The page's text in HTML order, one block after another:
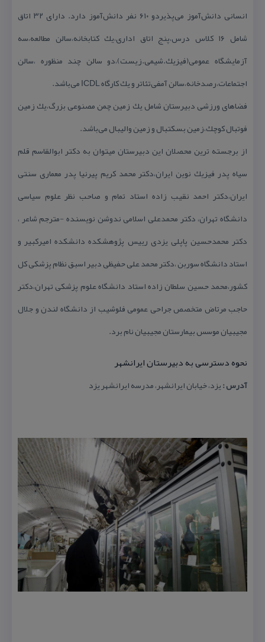
انسانی دانش‌آموز می‌پذیردو ۶۱۰ نفر دانش‌آموز دارد. دارای ۳۲ اتاق
شامل ۱۶ كلاس درس،پنج اتاق اداری،یك كتابخانه،سالن مطالعه،سه
آزمایشگاه عمومی(فیزیك.شیمی.زیست)،دو سالن چند منظوره ،سالن
اجتماعات،رصدخانه،سالن آمفی‌تئاتر و یك كارگاه ICDL می‌باشد.
فضاهای ورزشی دبیرستان شامل یك زمین چمن مصنوعی بزرگ،یك زمین
فوتبال كوچك،زمین بسكتبال و زمین والیبال می‌باشد.
از برجسته ترین محصلان این دبیرستان میتوان به دكتر ابوالقاسم قلم
سیاه پدر فیزیك نوین ایران،دكتر محمد كریم پیرنیا پدر معماری سنتی
ایران،دكتر احمد نقیب زاده استاد تمام و صاحب نظر علوم سیاسی
دانشگاه تهران، دكتر محمدعلی اسلامی ندوشن نویسنده -مترجم شاعر ،
دكتر محمدحسین پاپلی یزدی رییس پژوهشكده دانشكده امیركبیر و
استاد دانشگاه سوربن ،دكتر محمد علی حفیظی دبیر اسبق نظام پزشكی كل
كشور،محمد حسین سلطان زاده استاد دانشگاه علوم پزشكی تهران،دكتر
حاجب مرتاض متخصص جراحی عمومی فلوشیب از دانشگاه لندن و جلال
مجیبیان موسس بیمارستان مجیبیان نام برد.
نحوه دسترسی به دبیرستان ایرانشهر
آدرس :یزد، خیابان ایرانشهر، مدرسه ایرانشهر یزد